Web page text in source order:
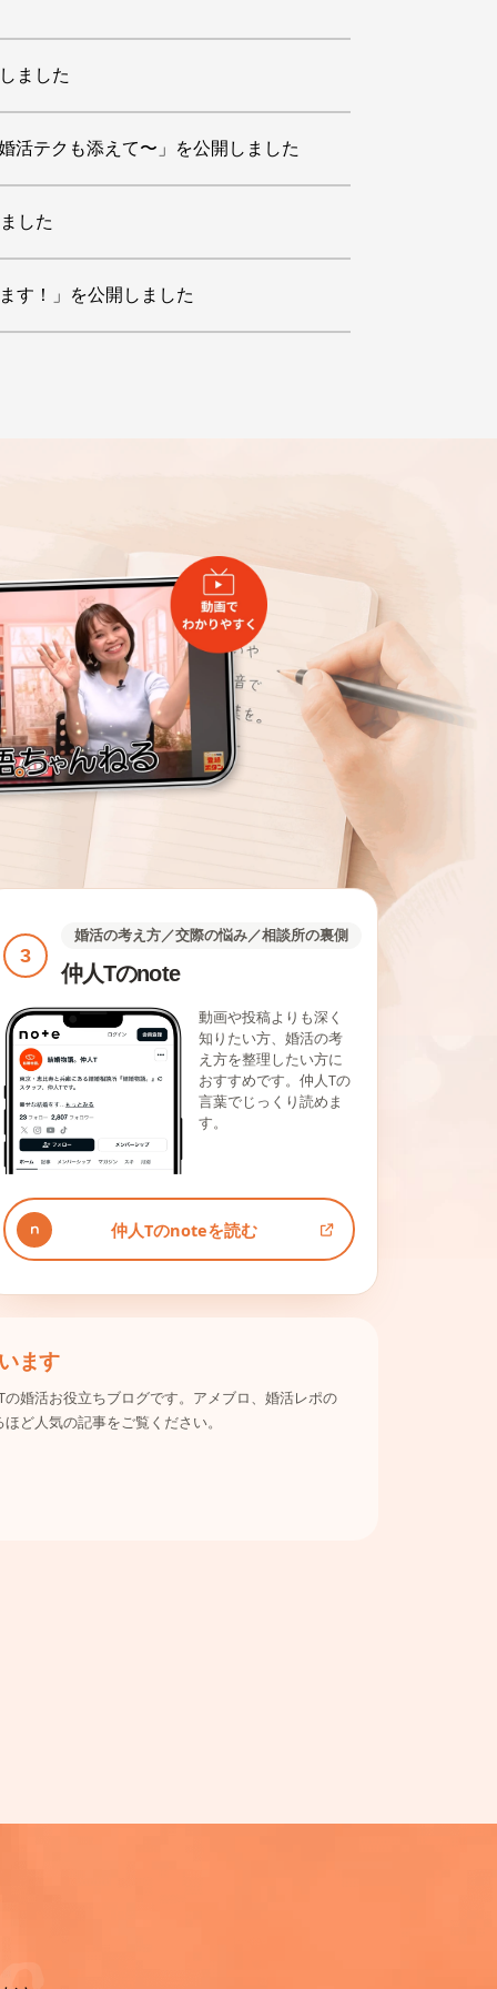
ました
活テクも添えて〜」を公開しました
した
す！」を公開しました
3
婚活の考え方／交際の悩み／相談所の裏側
仲人Tのnote
動画や投稿よりも深く
知りたい方、婚活の考
え方を整理したい方に
おすすめです。仲人Tの
言葉でじっくり読めま
す。
仲人Tのnoteを読む
ます
婚活お役立ちブログです。アメブロ、婚活レポの
ど人気の記事をご覧ください。